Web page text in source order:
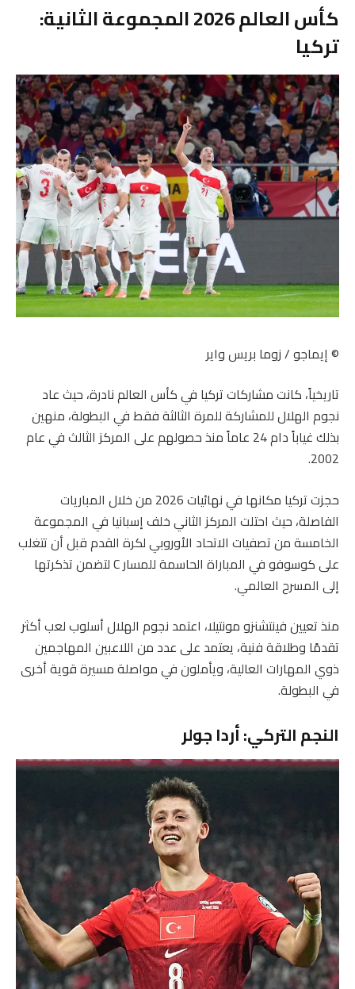
كأس العالم 2026 المجموعة الثانية:
تركيا
© إيماجو / زوما بريس واير
تاريخياً، كانت مشاركات تركيا في كأس العالم نادرة، حيث عاد
نجوم الهلال للمشاركة للمرة الثالثة فقط في البطولة، منهين
بذلك غياباً دام 24 عاماً منذ حصولهم على المركز الثالث في عام
2002.
حجزت تركيا مكانها في نهائيات 2026 من خلال المباريات
الفاصلة، حيث احتلت المركز الثاني خلف إسبانيا في المجموعة
الخامسة من تصفيات الاتحاد الأوروبي لكرة القدم قبل أن تتغلب
على كوسوفو في المباراة الحاسمة للمسار C لتضمن تذكرتها
إلى المسرح العالمي.
منذ تعيين فينتشنزو مونتيلا، اعتمد نجوم الهلال أسلوب لعب أكثر
تقدمًا وطلاقة فنية، يعتمد على عدد من اللاعبين المهاجمين
ذوي المهارات العالية، ويأملون في مواصلة مسيرة قوية أخرى
في البطولة.
النجم التركي: أردا جولر